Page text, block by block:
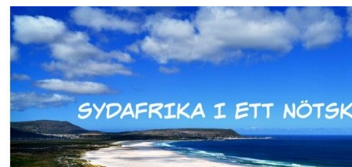
Skip
to
Main
Content